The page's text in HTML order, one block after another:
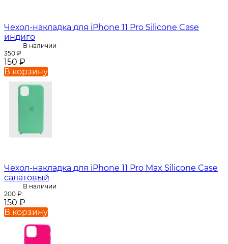
Чехол-накладка для iPhone 11 Pro Silicone Case
индиго
В наличии
350 ₽
150 ₽
В корзину
Чехол-накладка для iPhone 11 Pro Max Silicone Case
салатовый
В наличии
200 ₽
150 ₽
В корзину